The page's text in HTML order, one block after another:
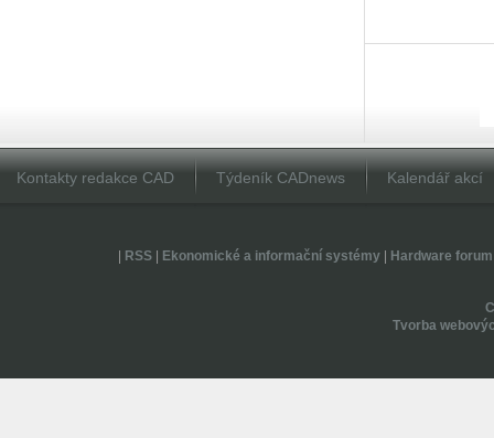
Kontakty redakce CAD Týdeník CADnews Kalendář akcí
RSS| Ekonomické a informační systémy| Hardware forum
Tvorba